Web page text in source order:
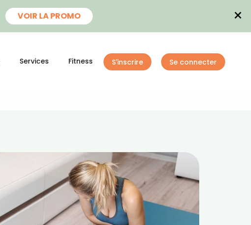
VOIR LA PROMO ×
Services Fitness S'inscrire Se connecter